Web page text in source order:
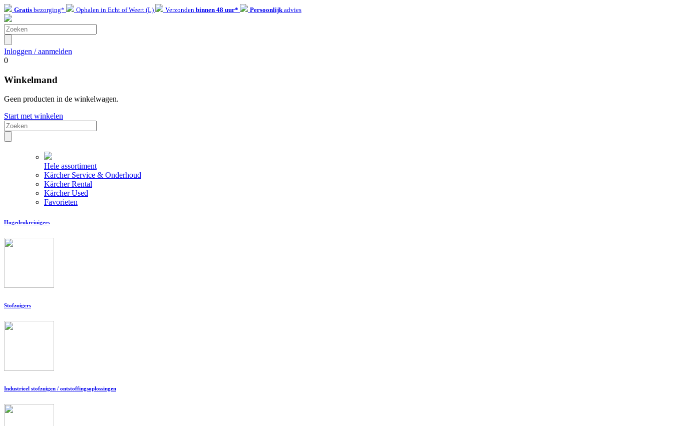
Gratis bezorging* Ophalen in Echt of Weert (L) Verzonden binnen 48 uur* Persoonlijkadvies
Inloggen / aanmelden
0
Winkelmand
Geen producten in de winkelwagen.
Start met winkelen
Hele assortiment
Kärcher Service & Onderhoud
Kärcher Rental
Kärcher Used
Favorieten
Hogedrukreinigers
Stofzuigers
Industrieel stofzuigen / ontstoffingsoplossingen